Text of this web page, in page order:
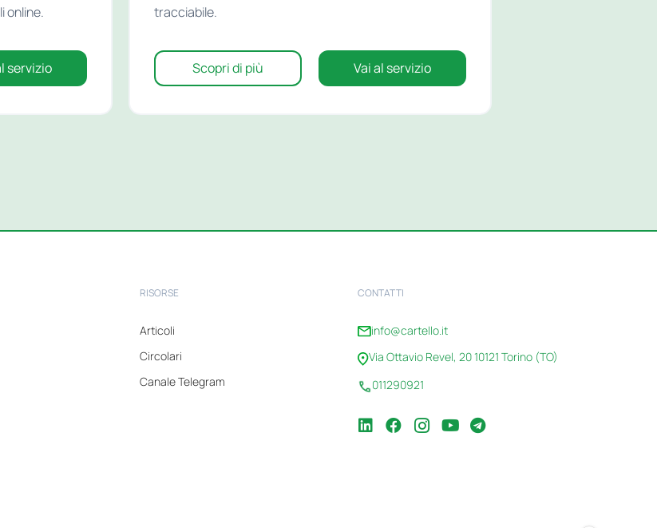
online.
servizio
tracciabile.
Scopri di più Vai al servizio
RISORSE
Articoli
Circolari
Canale Telegram
CONTATTI
info@cartello.it
Via Ottavio Revel, 20 10121 Torino (TO)
011290921